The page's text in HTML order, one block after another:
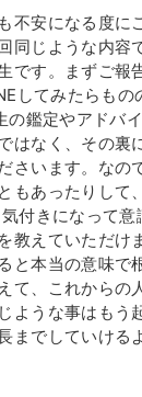
不安になる度に
同じような内容
です。まずご報
してみたらもの
の鑑定やアドバ
はなく、その裏
さいます。なの
もあったりして
気付きになって
教えていただけ
と本当の意味で
て、これからの
ような事はもう
までしていける